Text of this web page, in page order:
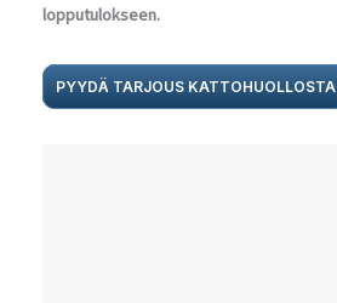
lopputulokseen.
PYYDÄ TARJOUS KATTOHUOLLOSTA